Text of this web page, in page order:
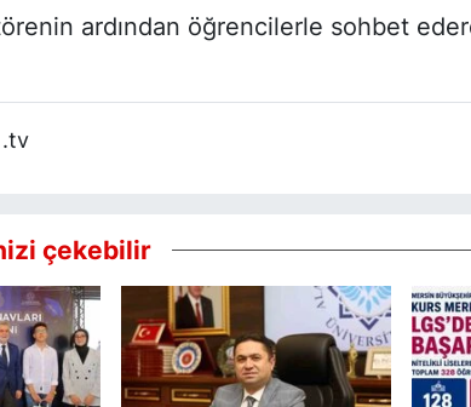
ardından öğrencilerle sohbet
.tv
çekebilir